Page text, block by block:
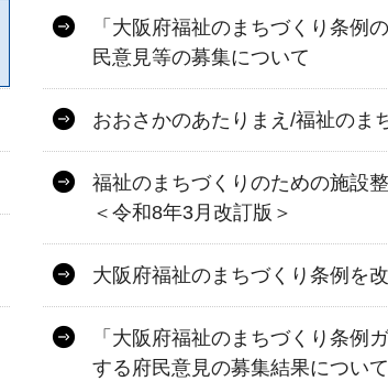
「大阪府福祉のまちづくり条例
民意見等の募集について
おおさかのあたりまえ/福祉のま
福祉のまちづくりのための施設
＜令和8年3月改訂版＞
大阪府福祉のまちづくり条例を改
「大阪府福祉のまちづくり条例
する府民意見の募集結果について